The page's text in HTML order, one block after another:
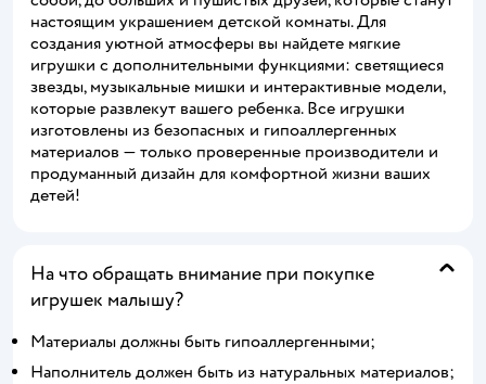
настоящим украшением детской комнаты. Для
создания уютной атмосферы вы найдете мягкие
игрушки с дополнительными функциями: светящиеся
звезды, музыкальные мишки и интерактивные модели,
которые развлекут вашего ребенка. Все игрушки
изготовлены из безопасных и гипоаллергенных
материалов — только проверенные производители и
продуманный дизайн для комфортной жизни ваших
детей!
На что обращать внимание при покупке
игрушек малышу?
Материалы должны быть гипоаллергенными;
Наполнитель должен быть из натуральных материалов;